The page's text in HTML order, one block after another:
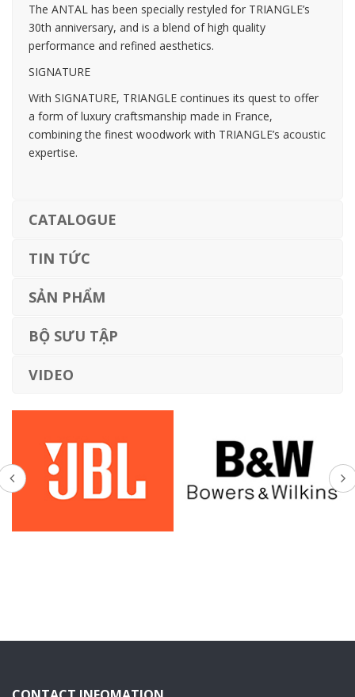
The ANTAL has been specially restyled for TRIANGLE’s
30th anniversary, and is a blend of high quality
performance and refined aesthetics.
SIGNATURE
With SIGNATURE, TRIANGLE continues its quest to offer
a form of luxury craftsmanship made in France,
combining the finest woodwork with TRIANGLE’s acoustic
expertise.
CATALOGUE
TIN TỨC
SẢN PHẨM
BỘ SƯU TẬP
VIDEO